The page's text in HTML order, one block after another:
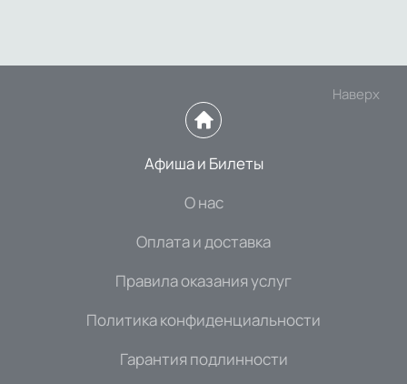
Наверх
Афиша и Билеты
О нас
Оплата и доставка
Правила оказания услуг
Политика конфиденциальности
Гарантия подлинности